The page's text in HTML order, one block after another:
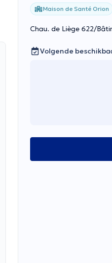
Maison de Santé Orion
Chau. de Liège 622/
Volgende